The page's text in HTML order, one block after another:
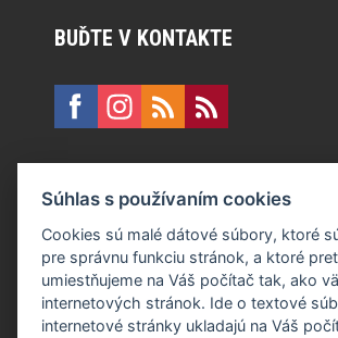
BUĎTE V KONTAKTE
E:recepcia@formfactory.sk
Form Factory Slovakia s.r.o., Ružová dolina
Bratislava
Súhlas s používaním cookies
Cookies sú malé dátové súbory, ktoré
pre správnu funkciu stránok, a ktoré
umiestňujeme na Váš počítač tak, ako
internetových stránok. Ide o textové
internetové stránky ukladajú na Váš